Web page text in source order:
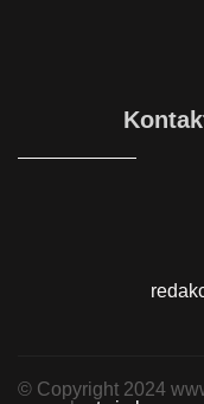
© Copyright 2024